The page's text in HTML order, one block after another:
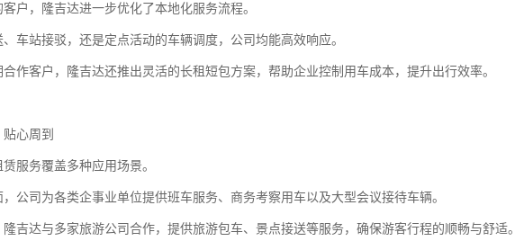
户，隆吉达进一步优化了本地化服务流程。
车站接驳，还是定点活动的车辆调度，公司均能高效响应。
合作客户，隆吉达还推出灵活的长租短包方案，帮助企业控制用车成本，提升出行效率。
心周到
服务覆盖多种应用场景。
公司为各类企事业单位提供班车服务、商务考察用车以及大型会议接待车辆。
吉达与多家旅游公司合作，提供旅游包车、景点接送等服务，确保游客行程的顺畅与舒适。